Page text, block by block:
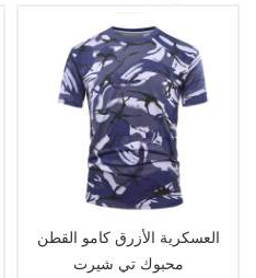
العسكرية الأزرق كامو القطن
محبوك تي شيرت